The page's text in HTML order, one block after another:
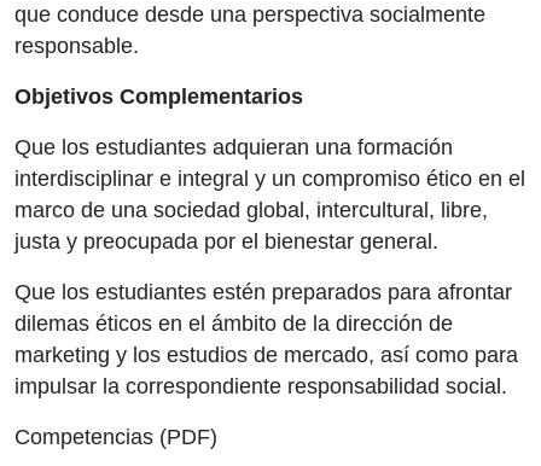
que conduce desde una perspectiva socialmente
responsable.
Objetivos Complementarios
Que los estudiantes adquieran una formación
interdisciplinar e integral y un compromiso ético en el
marco de una sociedad global, intercultural, libre,
justa y preocupada por el bienestar general.
Que los estudiantes estén preparados para afrontar
dilemas éticos en el ámbito de la dirección de
marketing y los estudios de mercado, así como para
impulsar la correspondiente responsabilidad social.
Competencias (PDF)